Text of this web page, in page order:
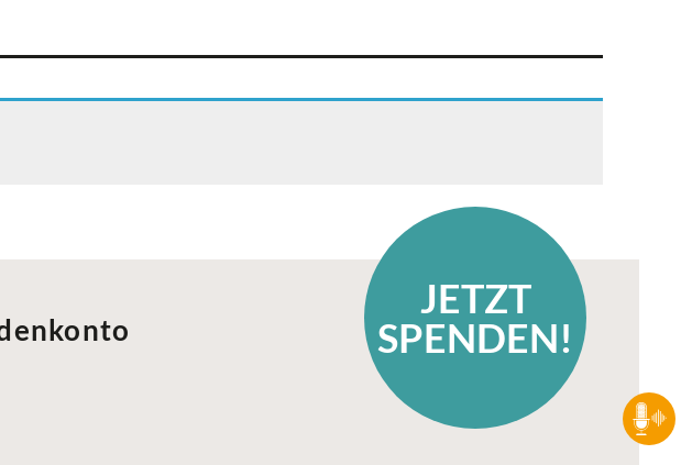
JETZT
SPENDEN!